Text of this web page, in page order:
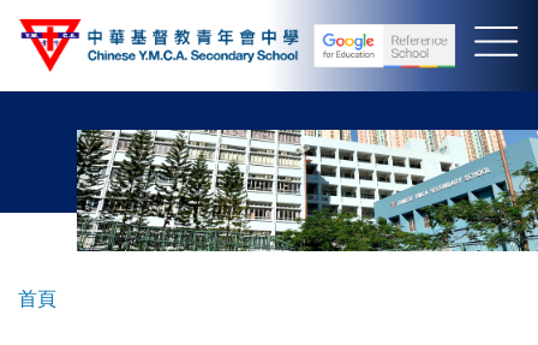
導
首頁